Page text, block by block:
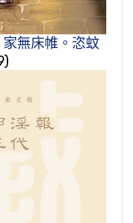
家無床帷。恣蚊